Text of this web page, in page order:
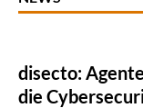
disecto:
die